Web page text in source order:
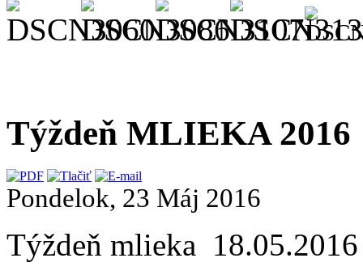
Týždeň MLIEKA 2016
Pondelok, 23 Máj 2016
Týždeň mlieka 18.05.2016